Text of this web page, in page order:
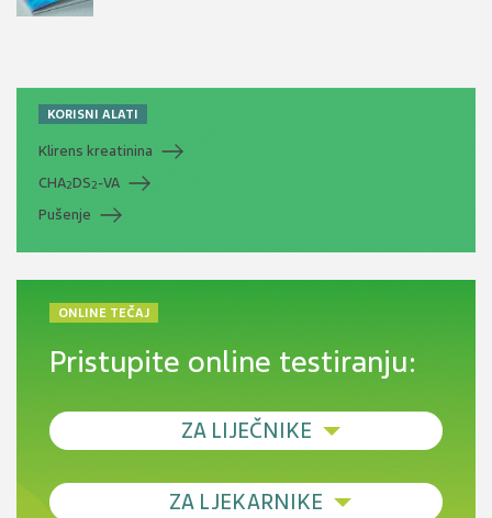
KORISNI ALATI
Klirens kreatinina
CHA2DS2-VA
Pušenje
ONLINE TEČAJ
Pristupite online testiranju:
ZA LIJEČNIKE
Debljina - od prevencije do personalizirane
ZA LJEKARNIKE